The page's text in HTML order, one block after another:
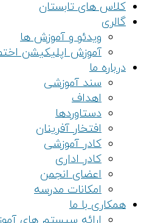
کلاس های تابستان
گالری
ویدئو و آموزش ها
آموزش اپلیکیشن
درباره ما
سند آموزشی
اهداف
دستاوردها
افتخار آفرینان
کادر آموزشی
کادر اداری
اعضای انجمن
امکانات مدرسه
همکاری با ما